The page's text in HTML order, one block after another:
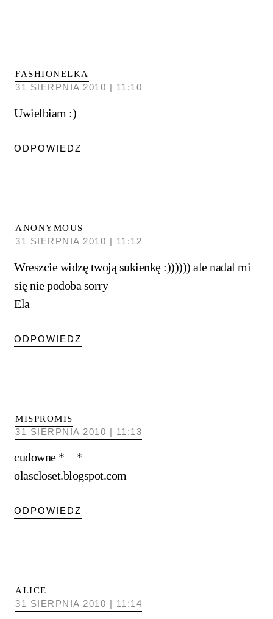
FASHIONELKA
31 SIERPNIA 2010 | 11:10
Uwielbiam :)
ODPOWIEDZ
ANONYMOUS
31 SIERPNIA 2010 | 11:12
Wreszcie widzę twoją sukienkę :)))))) ale nadal mi
się nie podoba sorry
Ela
ODPOWIEDZ
MISPROMIS
31 SIERPNIA 2010 | 11:13
cudowne *__*
olascloset.blogspot.com
ODPOWIEDZ
ALICE
31 SIERPNIA 2010 | 11:14